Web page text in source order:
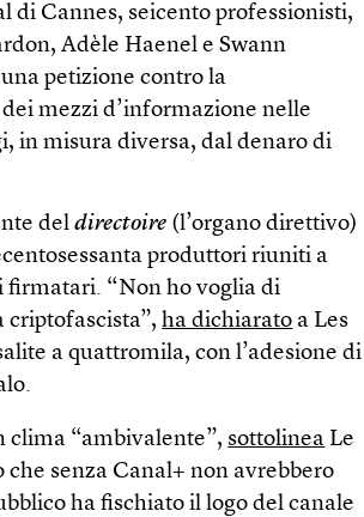
di Cannes, seicento professionisti,
Adèle Haenel e Swann
petizione contro la
mezzi d’informazione nelle
in misura diversa, dal denaro di
deldirectoire (l’organo direttivo)
produttori riuniti a
firmatari. “Non ho voglia di
criptofascista”,ha dichiarato a Les
a quattromila, con l’adesione di
clima “ambivalente”, sottolinea Le
senza Canal+ non avrebbero
ha fischiato il logo del canale